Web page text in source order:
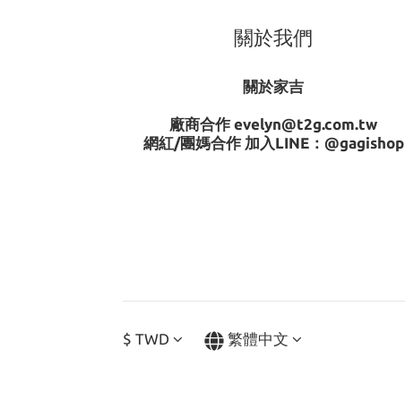
關於我們
關於家吉
廠商合作 evelyn@t2g.com.tw
網紅/團媽合作 加入LINE： @gagishop
$ TWD 繁體中文